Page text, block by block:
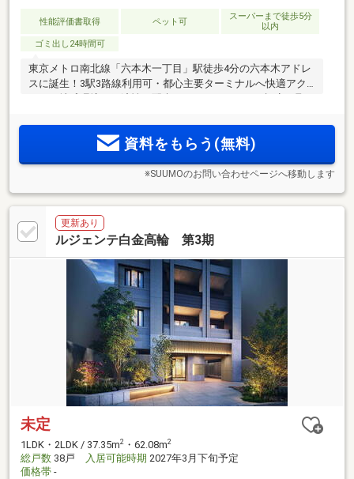
性能評価書取得 ペット可
スーパーまで徒歩5分
以内
ゴミ出し24時間可
東京メトロ南北線「六本木一丁目」駅徒歩4分の六本木アドレ
スに誕生！3駅3路線利用可・都心主要ターミナルへ快適アク
資料をもらう(無料)
※SUUMOのお問い合わせページへ移動します
更新あり
ルジェンテ白金高輪 第3期
未定
1LDK・2LDK / 37.35m2 ・62.08m2
総戸数 38戸 入居可能時期 2027年3月下旬予定
価格帯 -